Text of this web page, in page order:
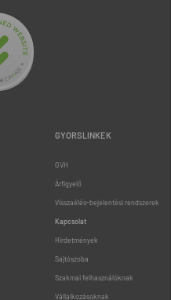
GYORSLINKEK
GVH
Árfigyelő
Visszaélés-bejelentési rendszerek
Kapcsolat
Hirdetmények
Sajtószoba
Szakmai felhasználóknak
Vállalkozásoknak